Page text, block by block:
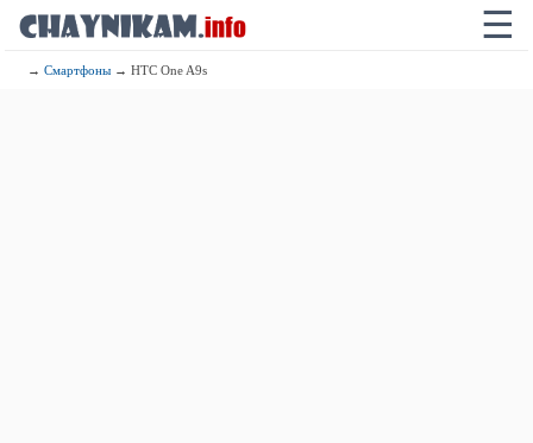
☰
→Смартфоны → HTC One A9s